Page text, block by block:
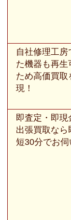
自社修理工房
た機器も再生
ため高価買取
現！
即査定・即現
出張買取なら
短30分でお伺